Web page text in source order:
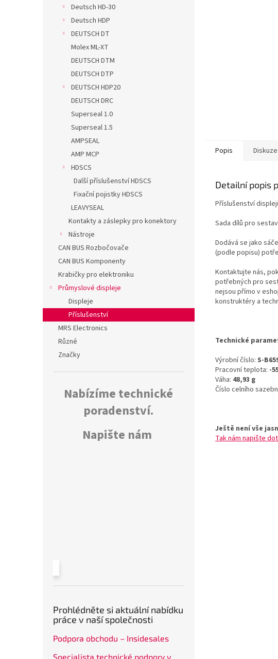
Deutsch HD-30
Deutsch HDP
DEUTSCH DT
Molex ML-XT
DEUTSCH DTM
DEUTSCH DTP
DEUTSCH HDP20
DEUTSCH DRC
Superseal 1.0
Superseal 1.5
AMPSEAL
AMP MCP
HDSCS
Další příslušenství HDSCS
Fixační pojistky HDSCS
LEAVYSEAL
Kontakty a záslepky pro konektory
Nástroje
CAN BUS Rozbočovače
CAN BUS Komponenty
Krabičky pro elektroniku
Průmyslové displeje
Displeje
Příslušenství
MRS Electronics
Různé
Značky
Nabízíme technické
poradenství.
Napište nám
Prohlédněte si aktuální nabídku
práce v naší společnosti
Podpora obchodu – Insidesales
Specialista technické podpory v
Popis Diskuze
Detailní popis
Příslušenství
Sada dílů pro
Dodává se jako
(podle popisu)
Kontaktujte nás,
potřebných pro
nejsou přímo v
konstruktéry a
Technické
Výrobní číslo: S-
Pracovní teplota: -
Váha: 48,93 g
Číslo celního
Ještě není vše
Tak nám napište